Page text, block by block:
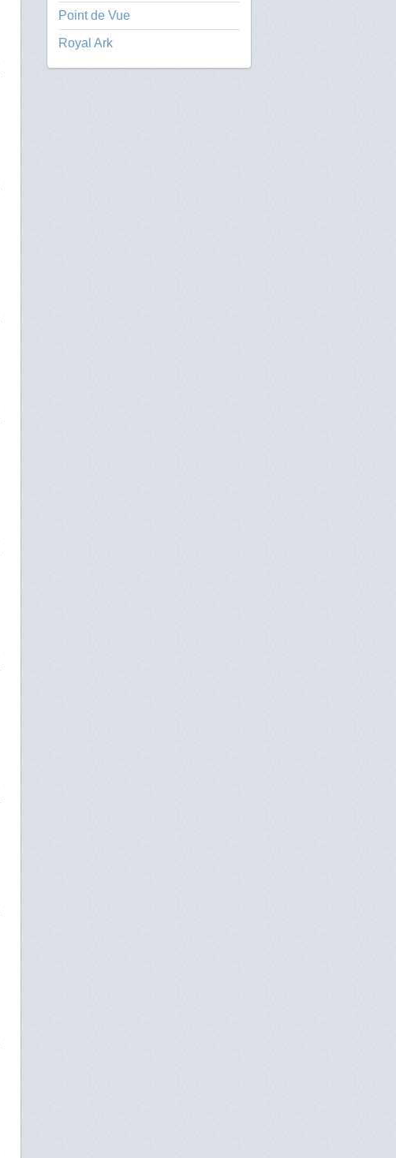
Point de Vue
Royal Ark